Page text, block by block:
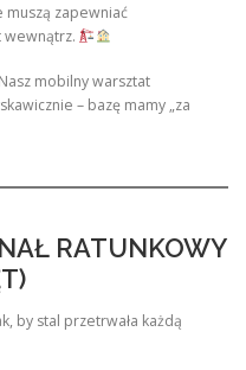
zapewniać
wewnątrz.
mobilny warsztat
– bazę mamy „za
RATUNKOWY
by stal przetrwała każdą